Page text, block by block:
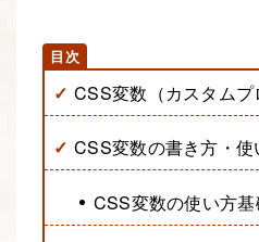
CSS変数（カスタム
CSS変数の書き方・使
CSS変数の使い方基